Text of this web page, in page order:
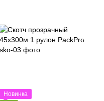
Новинка